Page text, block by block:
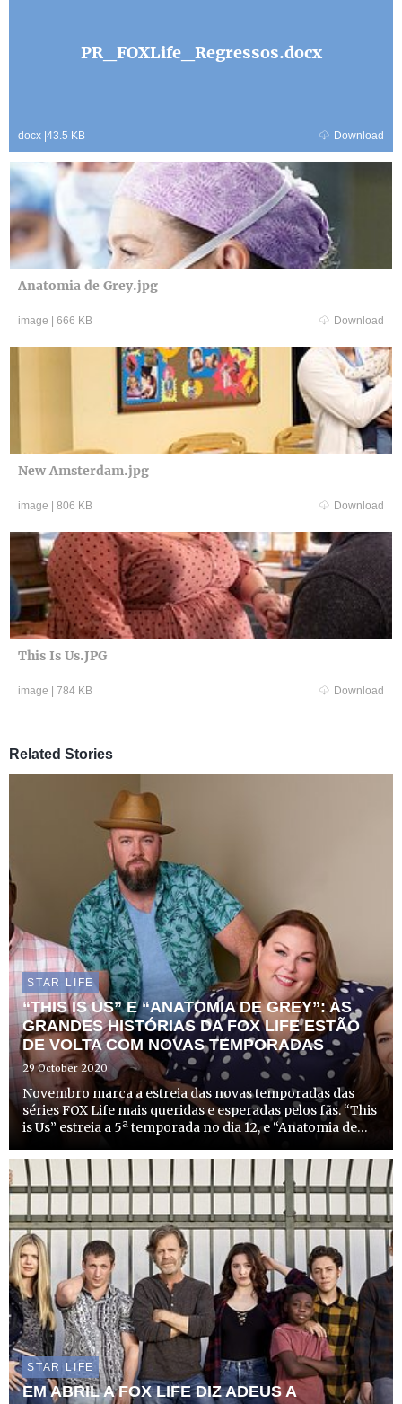
PR_FOXLife_Regressos.docx
docx 43.5 KB Download
Anatomia de Grey.jpg
image 666 KB Download
New Amsterdam.jpg
image 806 KB Download
This Is Us.JPG
image 784 KB Download
Related Stories
STAR LIFE
“THIS IS US” E “ANATOMIA DE GREY”: AS
GRANDES HISTÓRIAS DA FOX LIFE ESTÃO
DE VOLTA COM NOVAS TEMPORADAS
29 October 2020
Novembro marca a estreia das novas temporadas das
séries FOX Life mais queridas e esperadas pelos fãs. “This
is Us” estreia a 5ª temporada no dia 12, e “Anatomia de
22h20 e com uma emissão especial de 90 minutos.
STAR LIFE
EM ABRIL A FOX LIFE DIZ ADEUS A